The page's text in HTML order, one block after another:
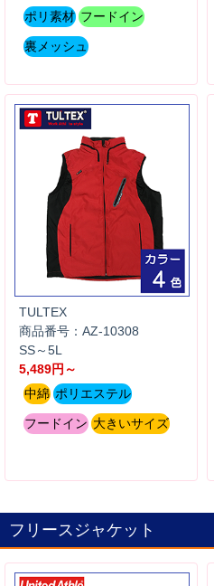
ポリ素材 フードイン
裏メッシュ
TULTEX
商品番号：AZ-10308
SS～5L
5,489円～
中綿 ポリエステル
フードイン 大きいサイズ
フリースジャケット